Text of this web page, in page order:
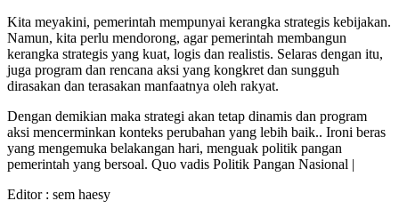
Kita meyakini, pemerintah mempunyai kerangka strategis kebijakan.
Namun, kita perlu mendorong, agar pemerintah membangun
kerangka strategis yang kuat, logis dan realistis. Selaras dengan itu,
juga program dan rencana aksi yang kongkret dan sungguh
dirasakan dan terasakan manfaatnya oleh rakyat.
Dengan demikian maka strategi akan tetap dinamis dan program
aksi mencerminkan konteks perubahan yang lebih baik.. Ironi beras
yang mengemuka belakangan hari, menguak politik pangan
pemerintah yang bersoal. Quo vadis Politik Pangan Nasional |
Editor : sem haesy